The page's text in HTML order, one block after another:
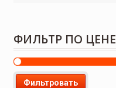
ФИЛЬТР ПО ЦЕНЕ
Фильтровать